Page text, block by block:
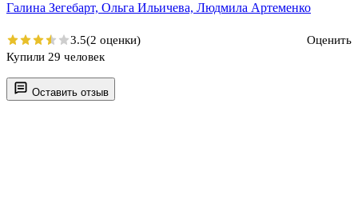
Оставить отзыв
Галина Зегебарт, Ольга Ильичева, Людмила Артеменко
3.5(2 оценки)
Оценить
Купили 29 человек